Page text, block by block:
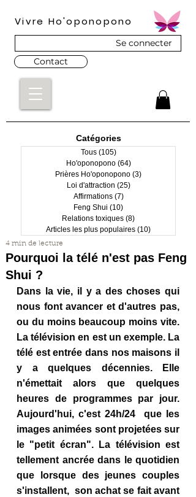
Vivre Ho'oponopono
Se connecter
Contact
Catégories
Tous (105)105 posts
Ho'oponopono (64)64 posts
Prières Ho'oponopono (3)
Loi d'attraction (25)25 posts
Affirmations (7)7 posts
Feng Shui (10)
Relations toxiques (8)
Articles les plus populaires (10)
Pourquoi la télé n'est pas Feng
Shui ?
4 min de lecture
Dans la vie, il y a des choses qui
nous font avancer et d'autres pas,
ou du moins beaucoup moins vite.
La télévision en est un exemple. La
télé est entrée dans nos maisons il
y a quelques décennies. Elle
n'émettait alors que quelques
heures de programmes par jour.
Aujourd'hui, c'est 24h/24  que les
images animées sont projetées sur
le "petit écran". La télévision est
tellement ancrée dans le quotidien
que lorsque des jeunes couples
s'installent,  son achat se fait avant